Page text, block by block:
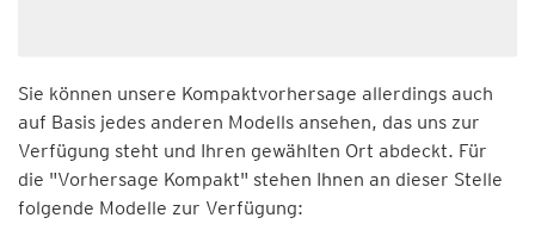
Sie können unsere Kompaktvorhersage allerdings auch
auf Basis jedes anderen Modells ansehen, das uns zur
Verfügung steht und Ihren gewählten Ort abdeckt. Für
die "Vorhersage Kompakt" stehen Ihnen an dieser Stelle
folgende Modelle zur Verfügung: